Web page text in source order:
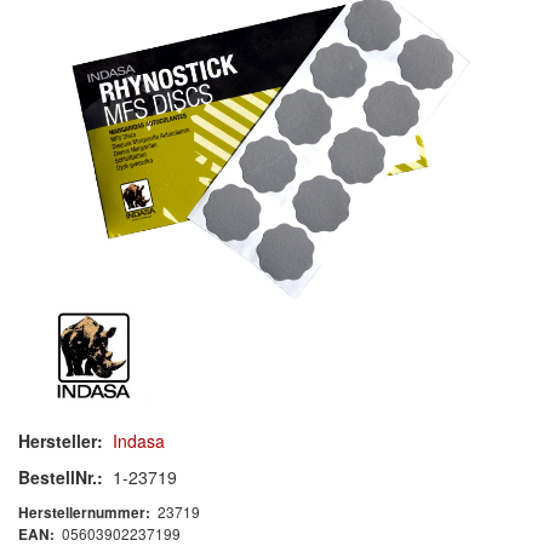
Zubehör/Hilfsmittel
Kleben & Beschichten
Abdecken
Spachteln
Polieren
Malerbedarf & Zubehör
Werkzeug & Maschinen
Hersteller: Indasa
BestellNr.: 1-23719
Herstellernummer: 23719
EAN: 05603902237199